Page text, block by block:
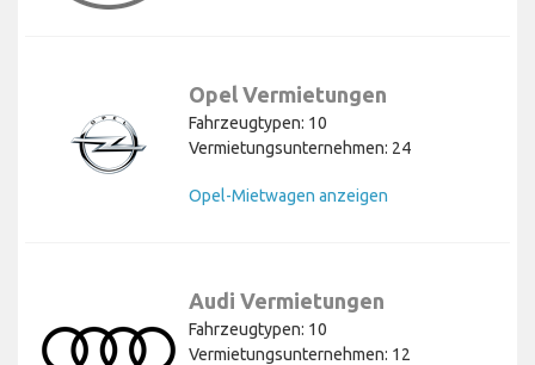
Opel Vermietungen
Fahrzeugtypen: 10
Vermietungsunternehmen: 24
Opel-Mietwagen anzeigen
Audi Vermietungen
Fahrzeugtypen: 10
Vermietungsunternehmen: 12